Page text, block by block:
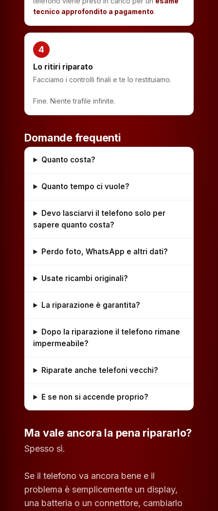
tecnico approfondito a pagamento.
4
Lo ritiri riparato
Facciamo i controlli finali e te lo restituiamo.
Fine. Niente trafile infinite.
Domande frequenti
Quanto costa?
Quanto tempo ci vuole?
Devo lasciarvi il telefono solo per
sapere quanto costa?
Perdo foto, WhatsApp e altri dati?
Usate ricambi originali?
La riparazione è garantita?
Dopo la riparazione il telefono rimane
impermeabile?
Riparate anche telefoni vecchi?
E se non si accende proprio?
Ma vale ancora la pena ripararlo?
Spesso sì.
Se il telefono va ancora bene e il
problema è semplicemente un display,
una batteria o un connettore, cambiarlo